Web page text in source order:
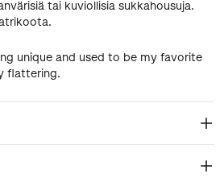
tai kuviollisia sukkahousuja.
unique and used to be my favorite
flattering.